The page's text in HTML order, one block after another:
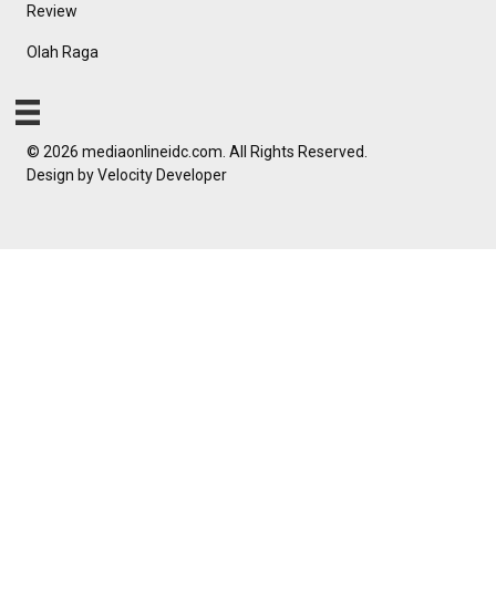
Review
Olah Raga
© 2026 mediaonlineidc.com. All Rights Reserved.
Design byVelocity Developer